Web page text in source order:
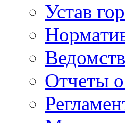
Устав
Отчеты